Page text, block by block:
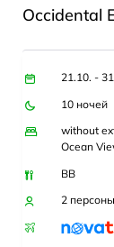
Occidental
21.10. -
10 ночей
without
Ocean
BB
2 персоны